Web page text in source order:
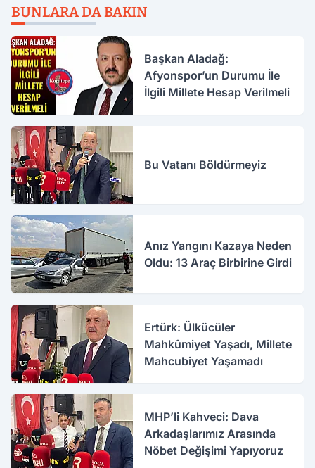
BUNLARA DA BAKIN
Başkan Aladağ:
Afyonspor’un Durumu İle
İlgili Millete Hesap Verilmeli
Bu Vatanı Böldürmeyiz
Anız Yangını Kazaya Neden
Oldu: 13 Araç Birbirine Girdi
Ertürk: Ülkücüler
Mahkûmiyet Yaşadı, Millete
Mahcubiyet Yaşamadı
MHP’li Kahveci: Dava
Arkadaşlarımız Arasında
Nöbet Değişimi Yapıyoruz